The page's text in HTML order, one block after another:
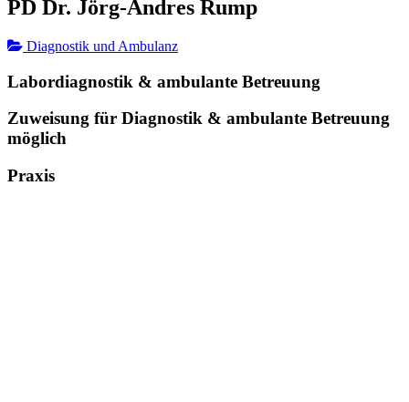
PD Dr. Jörg-Andres Rump
Diagnostik und Ambulanz
Labordiagnostik & ambulante Betreuung
Zuweisung für Diagnostik & ambulante Betreuung
möglich
Praxis